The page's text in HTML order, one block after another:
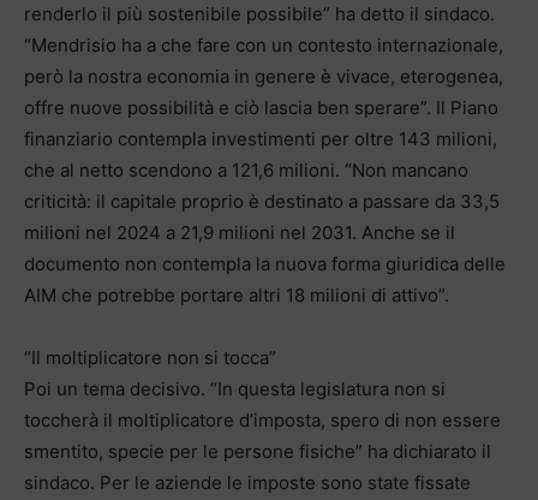
renderlo il più sostenibile possibile” ha detto il sindaco.
“Mendrisio ha a che fare con un contesto internazionale,
però la nostra economia in genere è vivace, eterogenea,
offre nuove possibilità e ciò lascia ben sperare”. Il Piano
finanziario contempla investimenti per oltre 143 milioni,
che al netto scendono a 121,6 milioni. “Non mancano
criticità: il capitale proprio è destinato a passare da 33,5
milioni nel 2024 a 21,9 milioni nel 2031. Anche se il
documento non contempla la nuova forma giuridica delle
AIM che potrebbe portare altri 18 milioni di attivo”.
“Il moltiplicatore non si tocca”
Poi un tema decisivo. “In questa legislatura non si
toccherà il moltiplicatore d’imposta, spero di non essere
smentito, specie per le persone fisiche” ha dichiarato il
sindaco. Per le aziende le imposte sono state fissate